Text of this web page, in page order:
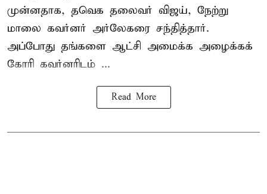
முன்னதாக, தவெக தலைவர் விஜய், நேற்று
மாலை கவர்னர் அர்லேகரை சந்தித்தார்.
அப்போது தங்களை ஆட்சி அமைக்க அழைக்கக்
கோரி கவர்னரிடம் ...
Read More